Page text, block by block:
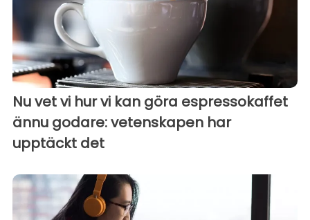
Nu vet vi hur vi kan göra espressokaffet
ännu godare: vetenskapen har
upptäckt det